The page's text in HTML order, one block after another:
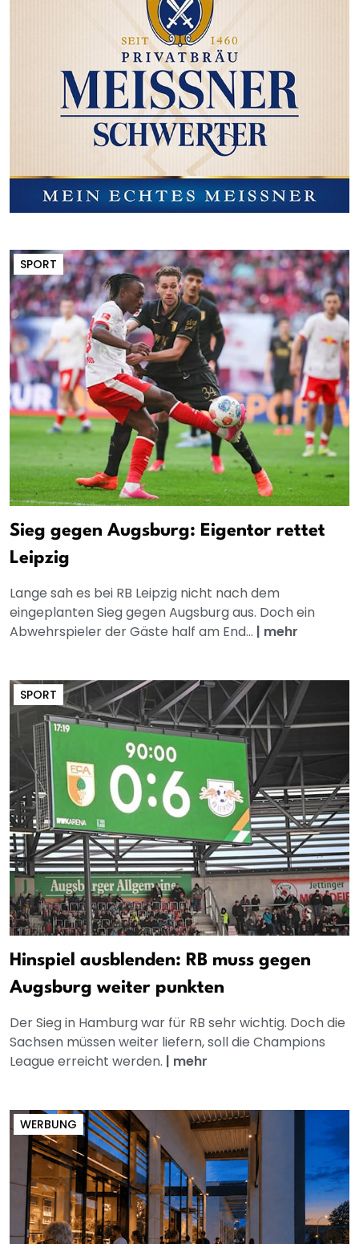
SPORT
Sieg gegen Augsburg: Eigentor rettet
Leipzig
Lange sah es bei RB Leipzig nicht nach dem
eingeplanten Sieg gegen Augsburg aus. Doch ein
Abwehrspieler der Gäste half am End... | mehr
SPORT
Hinspiel ausblenden: RB muss gegen
Augsburg weiter punkten
Der Sieg in Hamburg war für RB sehr wichtig. Doch die
Sachsen müssen weiter liefern, soll die Champions
League erreicht werden. | mehr
WERBUNG